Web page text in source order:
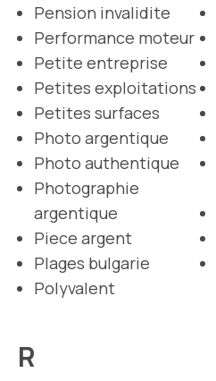
Pension invalidite
Performance moteur
Petite entreprise
Petites exploitations
Petites surfaces
Photo argentique
Photo authentique
Photographie
argentique
Piece argent
Plages bulgarie
Polyvalent
R